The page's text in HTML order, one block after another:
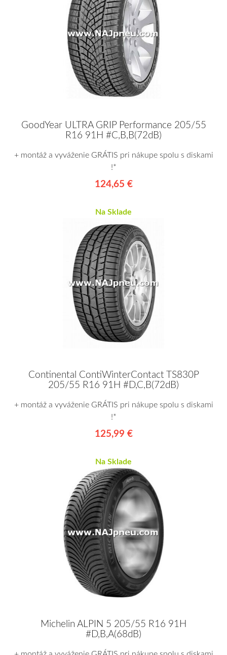
GoodYear ULTRA GRIP Performance 205/55
R16 91H #C,B,B(72dB)
+ montáž a vyváženie GRÁTIS pri nákupe spolu s diskami
!*
124,65 €
Na Sklade
Continental ContiWinterContact TS830P
205/55 R16 91H #D,C,B(72dB)
+ montáž a vyváženie GRÁTIS pri nákupe spolu s diskami
!*
125,99 €
Na Sklade
Michelin ALPIN 5 205/55 R16 91H
#D,B,A(68dB)